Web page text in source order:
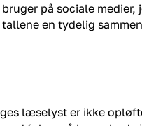
på sociale
tallene en tydelig
læselyst er ikke